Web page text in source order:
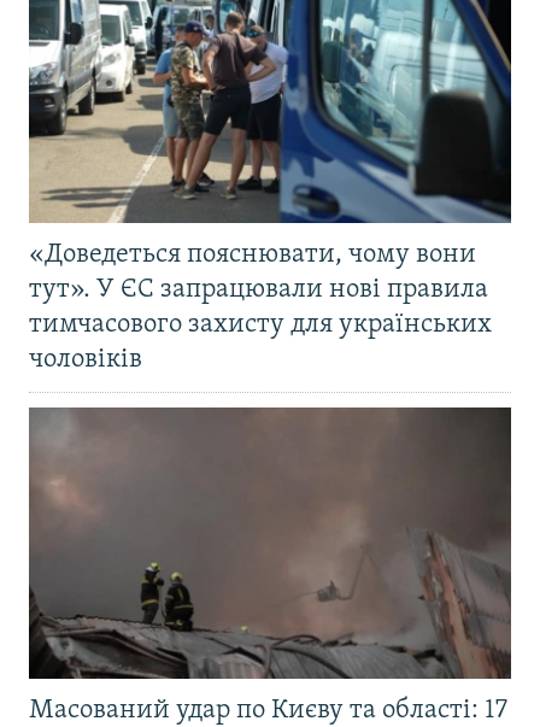
«Доведеться пояснювати, чому вони
тут». У ЄС запрацювали нові правила
тимчасового захисту для українських
чоловіків
Масований удар по Києву та області: 17